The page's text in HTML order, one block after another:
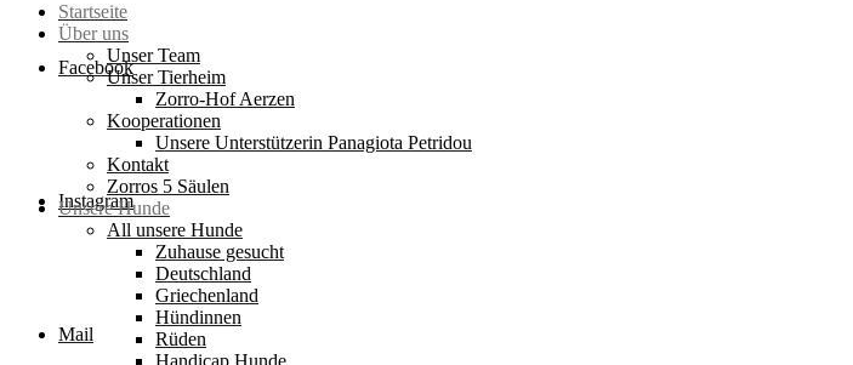
Facebook
Instagram
Mail
Startseite
Über uns
Unser Team
Unser Tierheim
Zorro-Hof Aerzen
Kooperationen
Unsere Unterstützerin Panagiota Petridou
Kontakt
Zorros 5 Säulen
Unsere Hunde
All unsere Hunde
Zuhause gesucht
Deutschland
Griechenland
Hündinnen
Rüden
Handicap Hunde